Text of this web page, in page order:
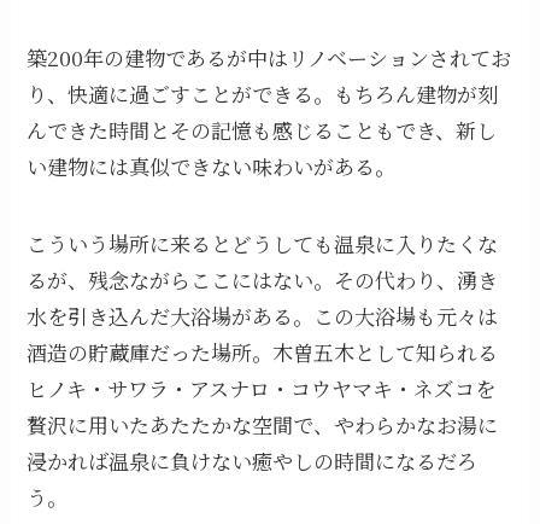
築200年の建物であるが中はリノベーションされてお
り、快適に過ごすことができる。もちろん建物が刻
んできた時間とその記憶も感じることもでき、新し
い建物には真似できない味わいがある。
こういう場所に来るとどうしても温泉に入りたくな
るが、残念ながらここにはない。その代わり、湧き
水を引き込んだ大浴場がある。この大浴場も元々は
酒造の貯蔵庫だった場所。木曽五木として知られる
ヒノキ・サワラ・アスナロ・コウヤマキ・ネズコを
贅沢に用いたあたたかな空間で、やわらかなお湯に
浸かれば温泉に負けない癒やしの時間になるだろ
う。